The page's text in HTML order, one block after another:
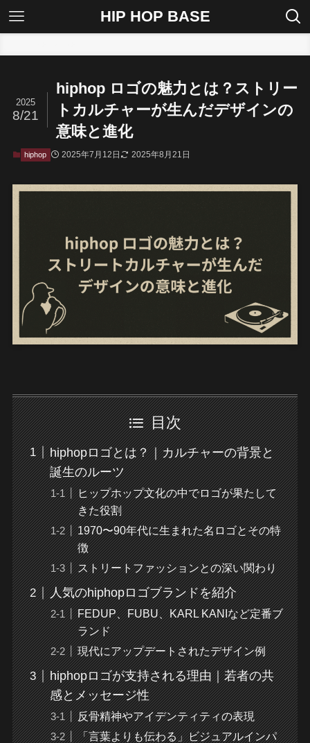
HIP HOP BASE
hiphop ロゴの魅力とは？ストリー
トカルチャーが生んだデザインの
意味と進化
2025
8/21
hiphop 2025年7月12日 2025年8月21日
目次
hiphopロゴとは？｜カルチャーの背景と
誕生のルーツ
ヒップホップ文化の中でロゴが果たして
きた役割
1970〜90年代に生まれた名ロゴとその特
徴
ストリートファッションとの深い関わり
人気のhiphopロゴブランドを紹介
FEDUP、FUBU、KARL KANIなど定番ブ
ランド
現代にアップデートされたデザイン例
hiphopロゴが支持される理由｜若者の共
感とメッセージ性
反骨精神やアイデンティティの表現
「言葉よりも伝わる」ビジュアルインパ